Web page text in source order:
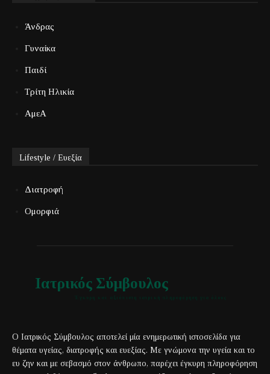
Άνδρας
Γυναίκα
Παιδί
Τρίτη Ηλικία
ΑμεΑ
Lifestyle / Ευεξία
Διατροφή
Ομορφιά
Ιατρικός Σύμβουλος
Ο Ιατρικός Σύμβουλος αποτελεί μία ενημερωτική ιστοσελίδα για
θέματα υγείας, διατροφής και ευεξίας. Με γνώμονα την υγεία και το
ευ ζην και με σεβασμό στον άνθρωπο, παρέχει έγκυρη πληροφόρηση